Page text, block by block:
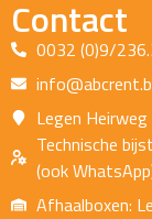
Contact
0032 (0)9/
Legen
Technische
(ook
Afhaalboxen: